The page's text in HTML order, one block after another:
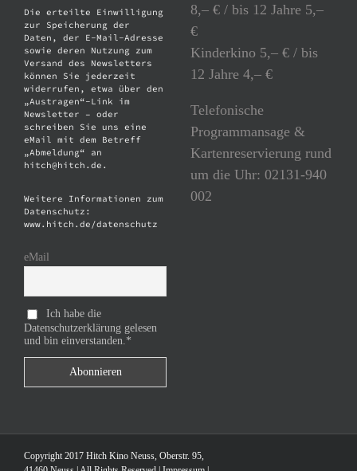
Die erteilte Einwilligung
zur Speicherung der
Daten, der E-Mail-Adresse
sowie deren Nutzung zum
Versand des Newsletters
können Sie jederzeit
widerrufen, etwa über den
„Austragen“-Link im
Newsletter – oder
schreiben Sie uns eine
eMail mit dem Betreff
„Abmeldung“ an
hitch@hitch.de.
Weitere Informationen zum
Datenschutz:
www.hitch.de/datenschutz
eMail
Ich habe die
Datenschutzerklärung gelesen
und bin einverstanden.*
8,– € / bis 12 Jahre 5,–
€
Kinderkino 5,– € / bis
12 Jahre 4,– €
Telefonische
Programmansage &
Kartenreservierung rund
um die Uhr: 02131-940
002
Copyright 2017 Hitch Kino Neuss, Oberstr. 95,